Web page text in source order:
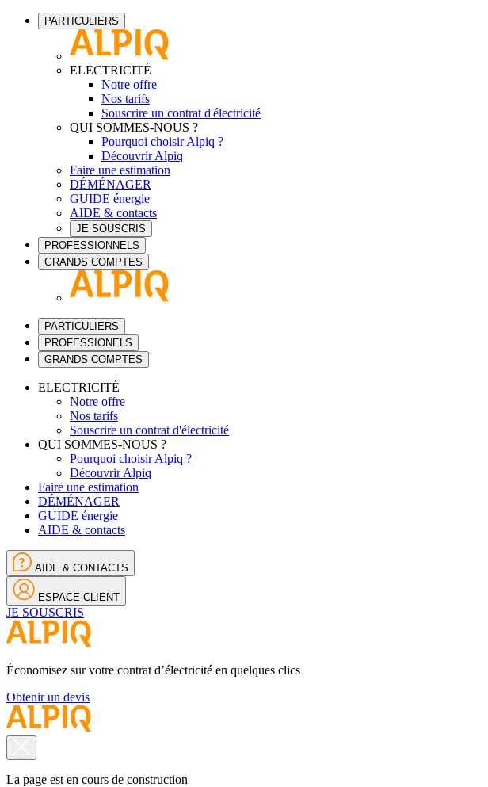
PARTICULIERS
ELECTRICITÉ
Notre offre
Nos tarifs
Souscrire un contrat d'électricité
QUI SOMMES-NOUS ?
Pourquoi choisir Alpiq ?
Découvrir Alpiq
Faire une estimation
DÉMÉNAGER
GUIDE énergie
AIDE & contacts
JE SOUSCRIS
PROFESSIONNELS
GRANDS COMPTES
PARTICULIERS
PROFESSIONELS
GRANDS COMPTES
ELECTRICITÉ
Notre offre
Nos tarifs
Souscrire un contrat d'électricité
QUI SOMMES-NOUS ?
Pourquoi choisir Alpiq ?
Découvrir Alpiq
Faire une estimation
DÉMÉNAGER
GUIDE énergie
AIDE & contacts
AIDE & CONTACTS
ESPACE CLIENT
JE SOUSCRIS
Économisez sur votre contrat d’électricité en quelques clics
Obtenir un devis
La page est en cours de construction